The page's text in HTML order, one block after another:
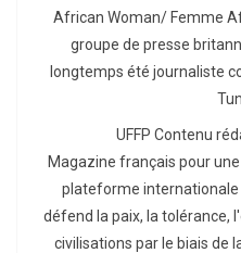
African Woman/ Femme
groupe de presse
longtemps été journaliste
UFFP Contenu
Magazine français pour
plateforme internationale
défend la paix, la tolérance,
civilisations par le biais de